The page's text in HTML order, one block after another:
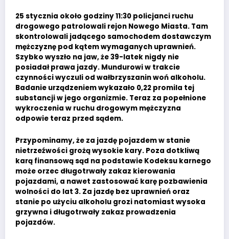
25 stycznia około godziny 11:30 policjanci ruchu
drogowego patrolowali rejon Nowego Miasta. Tam
skontrolowali jadącego samochodem dostawczym
mężczyznę pod kątem wymaganych uprawnień.
Szybko wyszło na jaw, że 39-latek nigdy nie
posiadał prawa jazdy. Mundurowi w trakcie
czynności wyczuli od wałbrzyszanin woń alkoholu.
Badanie urządzeniem wykazało 0,22 promila tej
substancji w jego organizmie. Teraz za popełnione
wykroczenia w ruchu drogowym mężczyzna
odpowie teraz przed sądem.
Przypominamy, że za jazdę pojazdem w stanie
nietrzeźwości grożą wysokie kary. Poza dotkliwą
karą finansową sąd na podstawie Kodeksu karnego
może orzec długotrwały zakaz kierowania
pojazdami, a nawet zastosować karę pozbawienia
wolności do lat 3. Za jazdę bez uprawnień oraz
stanie po użyciu alkoholu grozi natomiast wysoka
grzywna i długotrwały zakaz prowadzenia
pojazdów.